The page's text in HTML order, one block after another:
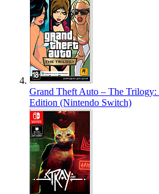
Grand Theft Auto – The
Edition (Nintendo Switch)